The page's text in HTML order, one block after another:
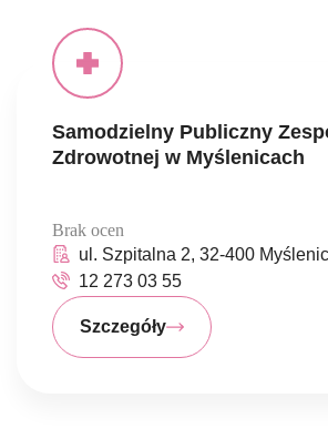
Samodzielny Publiczny
Zdrowotnej w Myślenicach
Brak ocen
ul. Szpitalna 2, 32-400
12 273 03 55
Szczegóły